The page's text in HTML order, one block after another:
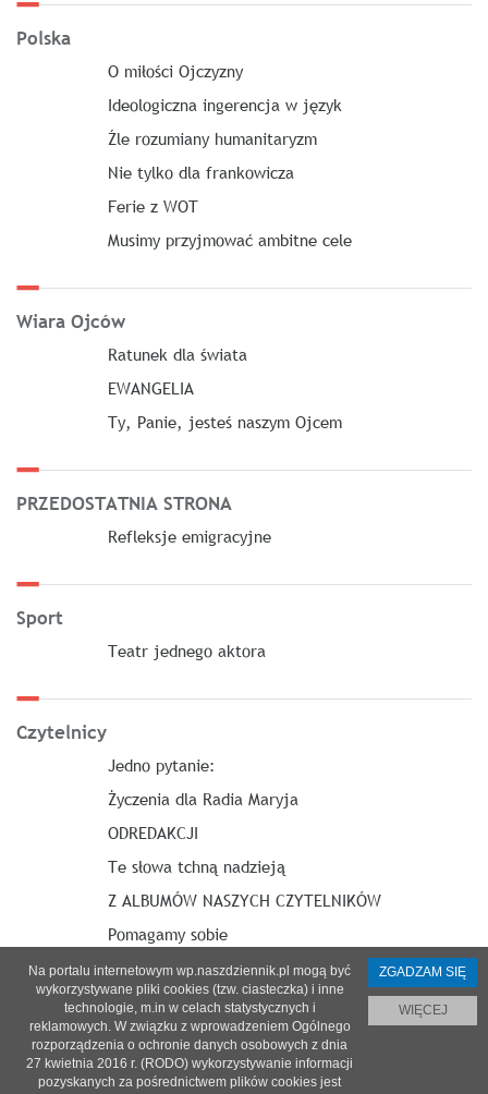
Polska
O miłości Ojczyzny
Ideologiczna ingerencja w język
Źle rozumiany humanitaryzm
Nie tylko dla frankowicza
Ferie z WOT
Musimy przyjmować ambitne cele
Wiara Ojców
Ratunek dla świata
EWANGELIA
Ty, Panie, jesteś naszym Ojcem
PRZEDOSTATNIA STRONA
Refleksje emigracyjne
Sport
Teatr jednego aktora
Czytelnicy
Jedno pytanie:
Życzenia dla Radia Maryja
ODREDAKCJI
Te słowa tchną nadzieją
Z ALBUMÓW NASZYCH CZYTELNIKÓW
Pomagamy sobie
O nas| Reklama|Prenumerata|
© 2021 Copyright by SPES sp. z o.o.
Na portalu internetowym wp.naszdziennik.pl mogą być
wykorzystywane pliki cookies (tzw. ciasteczka) i inne
technologie, m.in w celach statystycznych i
reklamowych. W związku z wprowadzeniem Ogólnego
rozporządzenia o ochronie danych osobowych z dnia
27 kwietnia 2016 r. (RODO) wykorzystywanie informacji
pozyskanych za pośrednictwem plików cookies jest
ZGADZAM SIĘ
WIĘCEJ